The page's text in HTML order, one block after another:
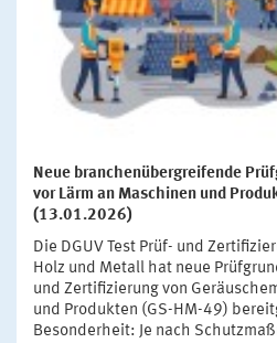
Neue branchenübergreifende
vor Lärm an Maschinen und
(13.01.2026)
Die DGUV Test Prüf- und
Holz und Metall hat neue
und Zertifizierung von
und Produkten (GS-HM-49)
Besonderheit: Je nach